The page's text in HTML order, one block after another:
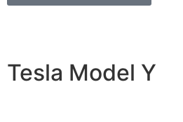
Tesla Model Y